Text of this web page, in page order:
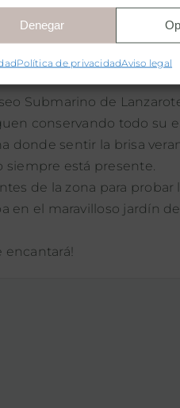
Denegar
Política de privacidadAviso legal
de lunes a sábado.
Submarino de
conservando todo su
donde sentir la brisa
está presente.
de la zona para
el maravilloso jardín de
encantará!